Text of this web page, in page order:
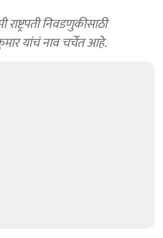
निवडणुकीसाठी
यांचं नाव चर्चेत आहे.